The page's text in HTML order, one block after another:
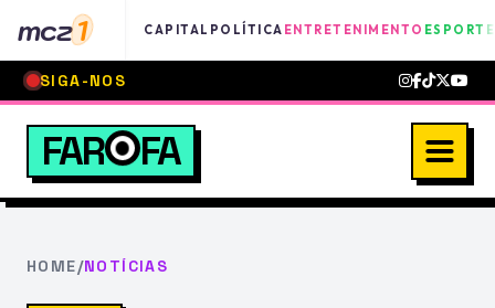
mcz1 CAPITAL POLÍTICA ENTRETENIMENTO
SIGA-NOS
FAR FA
HOME/NOTÍCIAS